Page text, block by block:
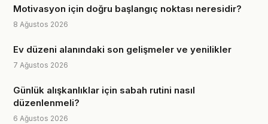
Motivasyon için doğru başlangıç noktası neresidir?
8 Ağustos 2026
Ev düzeni alanındaki son gelişmeler ve yenilikler
7 Ağustos 2026
Günlük alışkanlıklar için sabah rutini nasıl
düzenlenmeli?
6 Ağustos 2026